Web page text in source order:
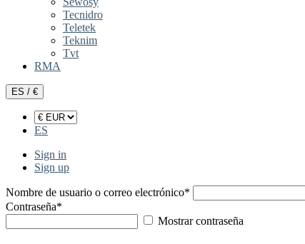
Tecnidro
Teletek
Teknim
Tvt
RMA
ES / €
ES
Sign in
Sign up
Nombre de usuario o correo electrónico*
Contraseña*
Mostrar contraseña